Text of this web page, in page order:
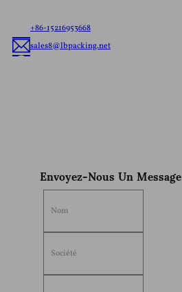
+86-15216953668
sales8@lbpacking.net
Envoyez-Nous Un Message